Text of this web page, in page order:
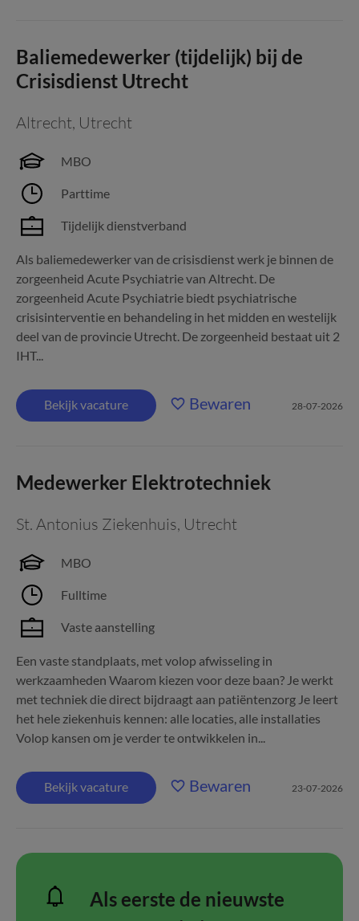
Baliemedewerker (tijdelijk) bij de
Crisisdienst Utrecht
Altrecht, Utrecht
MBO
Parttime
Tijdelijk dienstverband
Als baliemedewerker van de crisisdienst werk je binnen de
zorgeenheid Acute Psychiatrie van Altrecht. De
zorgeenheid Acute Psychiatrie biedt psychiatrische
crisisinterventie en behandeling in het midden en westelijk
deel van de provincie Utrecht. De zorgeenheid bestaat uit 2
IHT...
Bekijk vacature Bewaren 28-07-2026
Medewerker Elektrotechniek
St. Antonius Ziekenhuis, Utrecht
MBO
Fulltime
Vaste aanstelling
Een vaste standplaats, met volop afwisseling in
werkzaamheden Waarom kiezen voor deze baan? Je werkt
met techniek die direct bijdraagt aan patiëntenzorg Je leert
het hele ziekenhuis kennen: alle locaties, alle installaties
Volop kansen om je verder te ontwikkelen in...
Bekijk vacature Bewaren 23-07-2026
Als eerste de nieuwste